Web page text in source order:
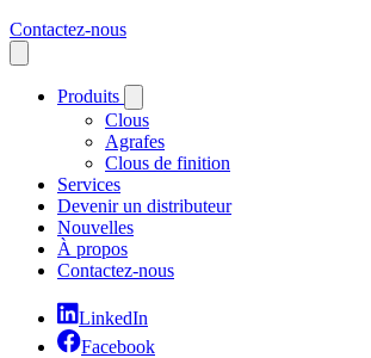
Contactez-nous
Produits
Clous
Agrafes
Clous de finition
Services
Devenir un distributeur
Nouvelles
À propos
Contactez-nous
LinkedIn
Facebook